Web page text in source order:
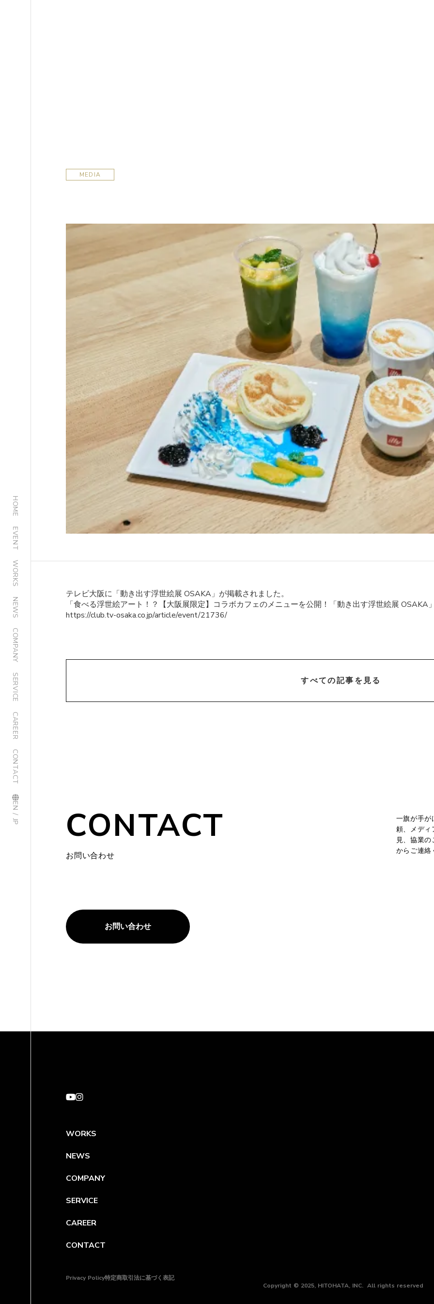
HOME
EVENT
WORKS
NEWS
COMPANY
SERVICE
CAREER
CONTACT
EN / JP
MEDIA
テレビ大阪に「動き出す浮世絵展 OSAKA」が掲載されました。
「食べる浮世絵アート！？【大阪展限定】コラボカフェのメニューを公開！「動き出す浮世絵展 OSAKA
https://club.tv-osaka.co.jp/article/event/21736/
すべての記事を見る
CONTACT
お問い合わせ
一旗が手
頼、メデ
見、協業
からご連絡
お問い合わせ
WORKS
NEWS
COMPANY
SERVICE
CAREER
CONTACT
Privacy Policy特定商取引法に基づく表記
Copyright © 2025, HITOHATA, INC. All rights reserved